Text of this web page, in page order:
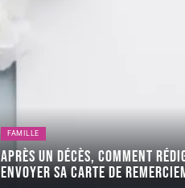
FAMILLE
Après un décès, comment
envoyer sa carte de